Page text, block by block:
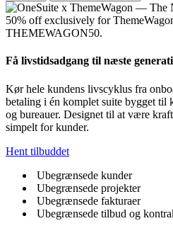
Få livstidsadgang til næste
Kør hele kundens livscyklus fra
betaling i én komplet suite bygget til
og bureauer. Designet til at være
simpelt for kunder.
Hent tilbuddet
Ubegrænsede kunder
Ubegrænsede projekter
Ubegrænsede fakturaer
Ubegrænsede tilbud og